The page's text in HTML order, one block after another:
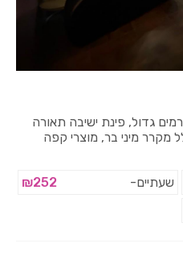
גדול, פינת ישיבה תאורה
מקרר מיני בר, מוצרי קפה
שעתיים-
₪252